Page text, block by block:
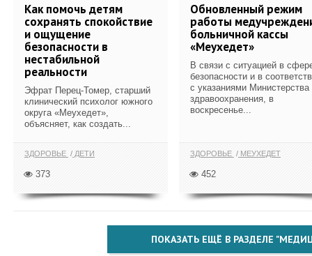
Как помочь детям
сохранять спокойствие
и ощущение
безопасности в
нестабильной
реальности
Эфрат Перец-Томер, старший
клинический психолог южного
округа «Меухедет»,
объясняет, как создать...
ЗДОРОВЬЕ ДЕТИ
373
Обновленный режим
работы
больничной кассы
«Меухедет»
В связи с ситуацией в
безопасности и в
с указаниями Министерства
здравоохранения, в
воскресенье...
ЗДОРОВЬЕ МЕУХЕДЕТ
452
ПОКАЗАТЬ ЕЩЁ В РАЗДЕЛЕ